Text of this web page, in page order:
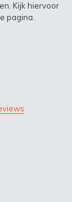
Kijk hiervoor
pagina.